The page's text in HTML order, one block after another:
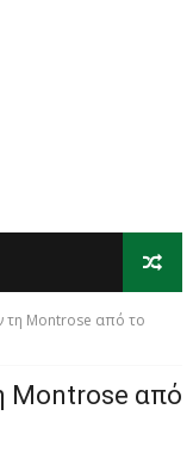
τη Montrose από το
Montrose από